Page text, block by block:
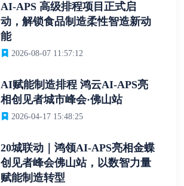
AI-APS 高级排程项目正式启
动，解锁食品制造柔性智造新动
能
2026-08-07 11:57:12
AI赋能制造排程 鸿云AI-APS亮
相创见者城市峰会·佛山站
2026-04-17 15:48:25
20城联动｜鸿领AI-APS亮相金蝶
创见者峰会佛山站，以数智力量
赋能制造转型